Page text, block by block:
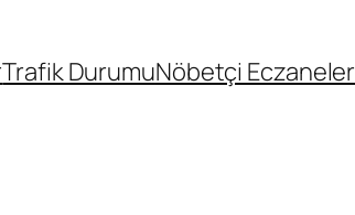
Trafik DurumuNöbetçi Eczaneler